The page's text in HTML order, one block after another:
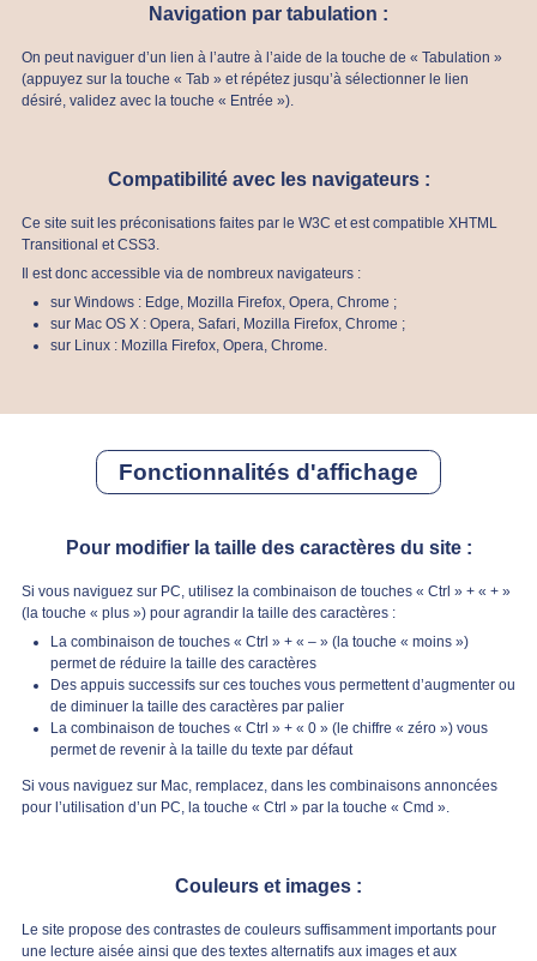
Navigation par tabulation :
On peut naviguer d’un lien à l’autre à l’aide de la touche de « Tabulation »
(appuyez sur la touche « Tab » et répétez jusqu’à sélectionner le lien
désiré, validez avec la touche « Entrée »).
Compatibilité avec les navigateurs :
Ce site suit les préconisations faites par le W3C et est compatible XHTML
Transitional et CSS3.
Il est donc accessible via de nombreux navigateurs :
sur Windows : Edge, Mozilla Firefox, Opera, Chrome ;
sur Mac OS X : Opera, Safari, Mozilla Firefox, Chrome ;
sur Linux : Mozilla Firefox, Opera, Chrome.
Fonctionnalités d'affichage
Pour modifier la taille des caractères du site :
Si vous naviguez sur PC, utilisez la combinaison de touches « Ctrl » + « + »
(la touche « plus ») pour agrandir la taille des caractères :
La combinaison de touches « Ctrl » + « – » (la touche « moins »)
permet de réduire la taille des caractères
Des appuis successifs sur ces touches vous permettent d’augmenter ou
de diminuer la taille des caractères par palier
La combinaison de touches « Ctrl » + « 0 » (le chiffre « zéro ») vous
permet de revenir à la taille du texte par défaut
Si vous naviguez sur Mac, remplacez, dans les combinaisons annoncées
pour l’utilisation d’un PC, la touche « Ctrl » par la touche « Cmd ».
Couleurs et images :
Le site propose des contrastes de couleurs suffisamment importants pour
une lecture aisée ainsi que des textes alternatifs aux images et aux